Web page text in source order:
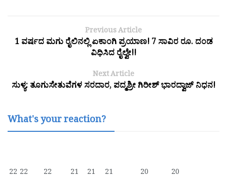
Previous Article
1 ವರ್ಷದ ಮಗು ರೈಲಿನಲ್ಲಿ ಏಕಾಂಗಿ ಪ್ರಯಾಣ! 7 ಸಾವಿರ ರೂ. ದಂಡ
ವಿಧಿಸಿದ ರೈಲ್ವೇ!!
Next Article
ಸುಳ್ಯ: ತೂಗುಸೇತುವೆಗಳ ಸರದಾರ, ಪದ್ಮಶ್ರೀ ಗಿರೀಶ್ ಭಾರದ್ವಾಜ್ ನಿಧನ!
What's your reaction?
22 22 22 21 21 21 20 20